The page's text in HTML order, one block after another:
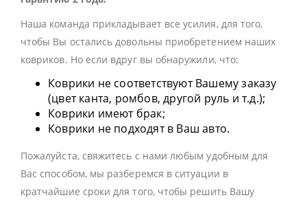
Наша команда прикладывает все усилия, для того,
чтобы Вы остались довольны приобретением наших
ковриков. Но если вдруг вы обнаружили, что:
Коврики не соответствуют Вашему заказу
(цвет канта, ромбов, другой руль и т.д.);
Коврики имеют брак;
Коврики не подходят в Ваш авто.
Пожалуйста, свяжитесь с нами любым удобным для
Вас способом, мы разберемся в ситуации в
кратчайшие сроки для того, чтобы решить Вашу